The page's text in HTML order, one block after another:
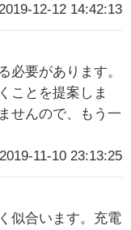
2019-12-12 14:42:13
必要があります。
ことを提案しま
せんので、もう一
2019-11-10 23:13:25
似合います。充電